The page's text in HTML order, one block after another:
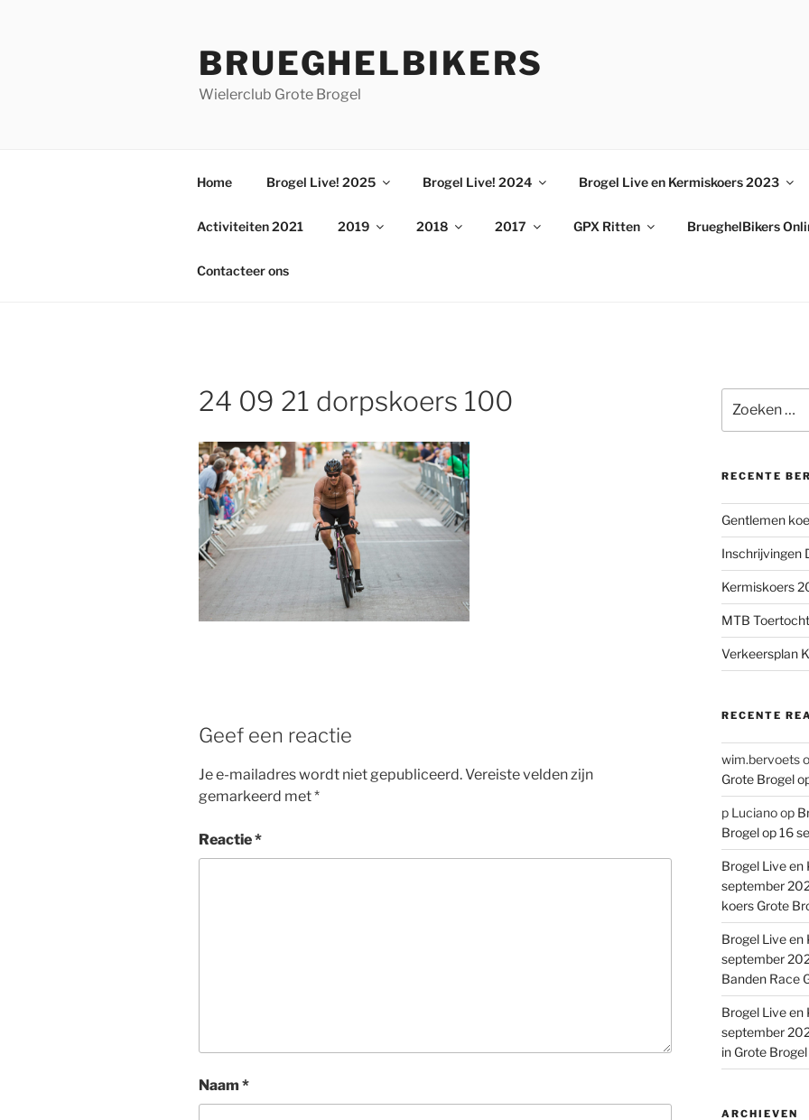
BRUEGHELBIKERS
Wielerclub Grote Brogel
Home Brogel Live! 2025 Brogel Live! 2024 Brogel Live en Kermiskoers 2023
Activiteiten 2021 2019 2018 2017 GPX Ritten BrueghelBikers
Contacteer ons
24 09 21 dorpskoers 100
Geef een reactie
Je e-mailadres wordt niet gepubliceerd.Vereiste velden zijn
gemarkeerd met*
Reactie*
Naam *
naar:
RECENTE
Gentlemen
Inschrijvingen
Kermiskoers
MTB
Verkeersplan
RECENTE
wim.bervoets
Grote Brogel
p Lucianoop
Brogel op 16
Brogel Live en
september
koers Grote
Brogel Live en
september
Banden Race
Brogel Live en
september
in Grote
ARCHIEVEN